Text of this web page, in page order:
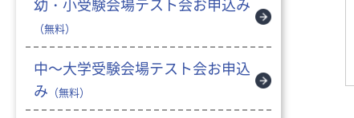
幼・小受験会場テスト会お申込み
（無料）
中～大学受験会場テスト会お申込
み （無料）